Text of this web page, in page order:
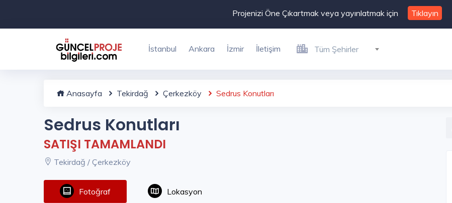
Projenizi Öne Çıkartmak veya yayınlatmak için Tıklayın
İstanbul Ankara İzmir İletişim Tüm Şehirler
Anasayfa Tekirdağ Çerkezköy Sedrus Konutları
Sedrus Konutları
SATIŞI TAMAMLANDI
Tekirdağ / Çerkezköy
Fotoğraf Lokasyon